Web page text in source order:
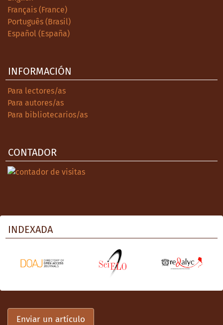
Français (France)
Português (Brasil)
Español (España)
INFORMACIÓN
Para lectores/as
Para autores/as
Para bibliotecarios/as
CONTADOR
INDEXADA
Enviar un artículo